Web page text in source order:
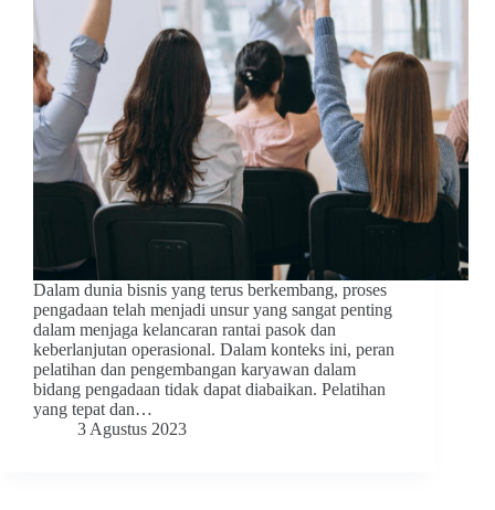
Dalam dunia bisnis yang terus berkembang, proses
pengadaan telah menjadi unsur yang sangat penting
dalam menjaga kelancaran rantai pasok dan
keberlanjutan operasional. Dalam konteks ini, peran
pelatihan dan pengembangan karyawan dalam
bidang pengadaan tidak dapat diabaikan. Pelatihan
yang tepat dan…
3 Agustus 2023